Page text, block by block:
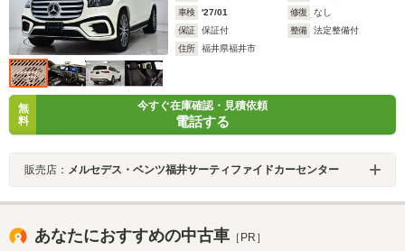
車検
'27/01 修復
なし
保証
保証付 整備
法定整備付
住所
福井県福井市
無
料
今すぐ在庫確認・見積依頼
電話する
販売店： メルセデス・ベンツ福井サーティファイドカーセンター
あなたにおすすめの中古車 ［PR］